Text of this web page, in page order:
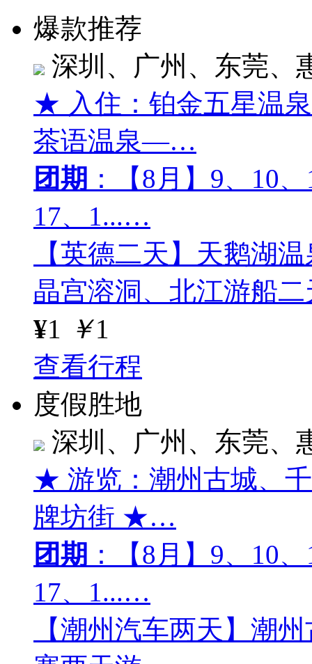
爆款推荐
深圳、广州、东莞、
★ 入住：铂金五星温
茶语温泉—…
团期 ：【8月】9、10
17、1...…
【英德二天】天鹅湖
晶宫溶洞、北江游船二
¥1 ￥1
查看行程
度假胜地
深圳、广州、东莞、
★ 游览：潮州古城、
牌坊街 ★…
团期 ：【8月】9、10
17、1...…
【潮州汽车两天】潮